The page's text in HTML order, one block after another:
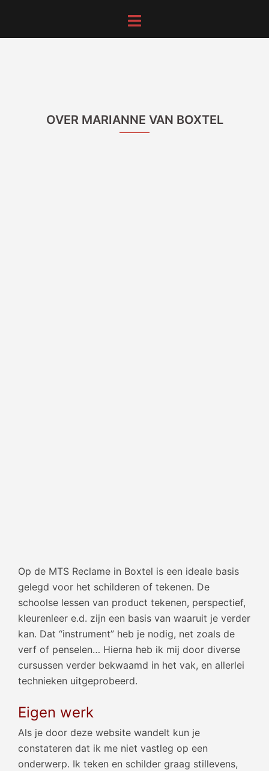
de
Toggle
OVER MARIANNE VAN BOXTEL
Op de MTS Reclame in Boxtel is een ideale basis
gelegd voor het schilderen of tekenen. De
schoolse lessen van product tekenen, perspectief,
kleurenleer e.d. zijn een basis van waaruit je verder
kan. Dat “instrument” heb je nodig, net zoals de
verf of penselen… Hierna heb ik mij door diverse
cursussen verder bekwaamd in het vak, en allerlei
technieken uitgeprobeerd.
Eigen werk
Als je door deze website wandelt kun je
constateren dat ik me niet vastleg op een
onderwerp. Ik teken en schilder graag stillevens,